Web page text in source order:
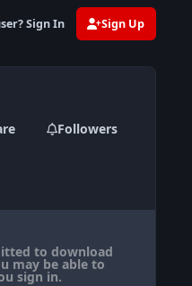
Sign In Sign Up
Followers
to download
may be able to
sign in.